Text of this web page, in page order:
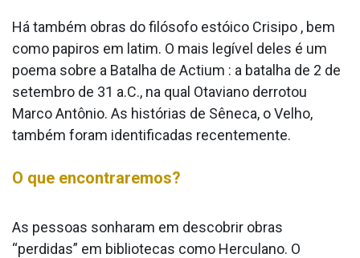
Há também obras do filósofo estóico Crisipo , bem
como papiros em latim. O mais legível deles é um
poema sobre a Batalha de Actium : a batalha de 2 de
setembro de 31 a.C., na qual Otaviano derrotou
Marco Antônio. As histórias de Sêneca, o Velho,
também foram identificadas recentemente.
O que encontraremos?
As pessoas sonharam em descobrir obras
“perdidas” em bibliotecas como Herculano. O